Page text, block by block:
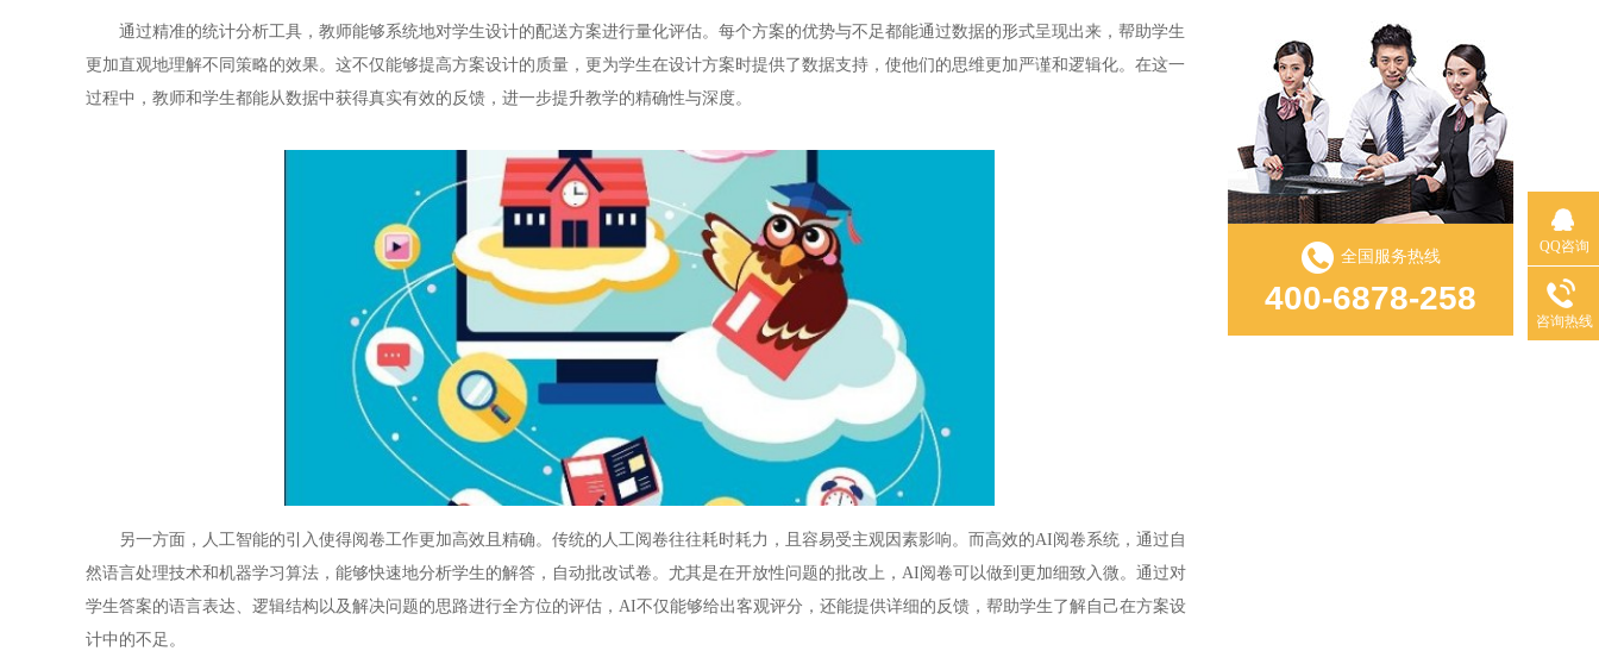
通过精准的统计分析工具，教师能够系统地对学生设计的配送方案进行量化评估。每个方案的优势与不足都能通过数据的形式呈现出来，帮助学生
更加直观地理解不同策略的效果。这不仅能够提高方案设计的质量，更为学生在设计方案时提供了数据支持，使他们的思维更加严谨和逻辑化。在这一
过程中，教师和学生都能从数据中获得真实有效的反馈，进一步提升教学的精确性与深度。
另一方面，人工智能的引入使得阅卷工作更加高效且精确。传统的人工阅卷往往耗时耗力，且容易受主观因素影响。而高效的AI阅卷系统，通过自
然语言处理技术和机器学习算法，能够快速地分析学生的解答，自动批改试卷。尤其是在开放性问题的批改上，AI阅卷可以做到更加细致入微。通过对
学生答案的语言表达、逻辑结构以及解决问题的思路进行全方位的评估，AI不仅能够给出客观评分，还能提供详细的反馈，帮助学生了解自己在方案设
计中的不足。
全国服务热线
400-6878-258
QQ咨询
咨询热线